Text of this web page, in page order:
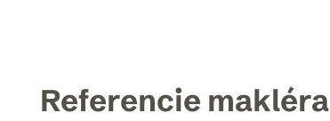
Referencie makléra